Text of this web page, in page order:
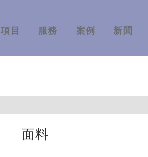
項目 服務 案例 新聞
面料